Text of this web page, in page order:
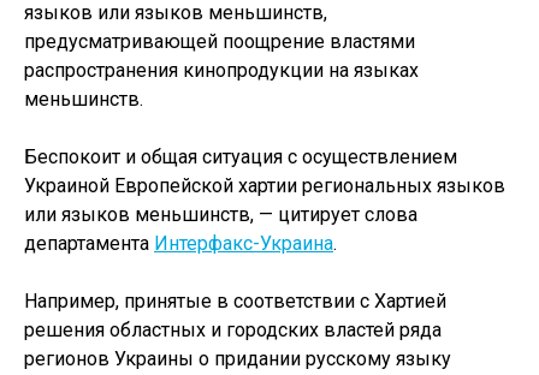
языков или языков меньшинств,
предусматривающей поощрение властями
распространения кинопродукции на языках
меньшинств.
Беспокоит и общая ситуация с осуществлением
Украиной Европейской хартии региональных языков
или языков меньшинств, — цитирует слова
департамента Интерфакс-Украина.
Например, принятые в соответствии с Хартией
решения областных и городских властей ряда
регионов Украины о придании русскому языку